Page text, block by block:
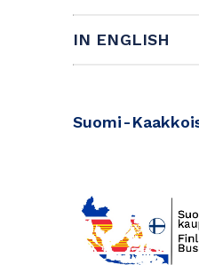
IN ENGLISH
Suomi-